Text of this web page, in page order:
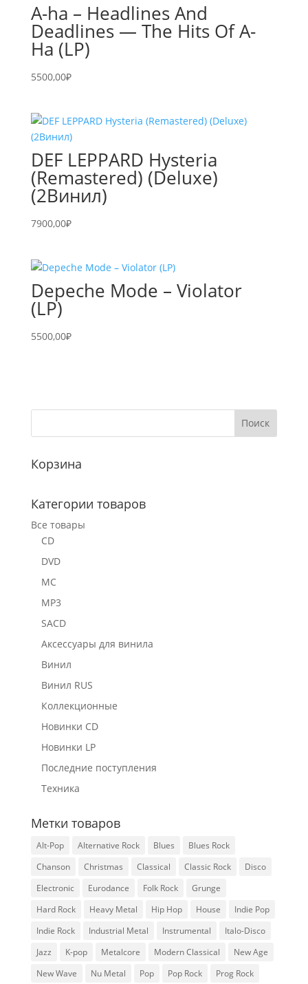
A-ha – Headlines And
Deadlines — The Hits Of A-
Ha (LP)
5500,00₽
DEF LEPPARD Hysteria
(Remastered) (Deluxe)
(2Винил)
7900,00₽
Depeche Mode – Violator
(LP)
5500,00₽
Корзина
Категории товаров
Все товары
CD
DVD
MC
MP3
SACD
Аксессуары для винила
Винил
Винил RUS
Коллекционные
Новинки CD
Новинки LP
Последние поступления
Техника
Метки товаров
Alt-Pop Alternative Rock Blues
Blues Rock
Chanson
Christmas Classical Classic Rock
Disco
Electronic
Eurodance Folk Rock
Grunge
Hard Rock
Heavy Metal Hip Hop House
Indie Pop
Indie Rock
Industrial Metal Instrumental
Italo-Disco
Jazz
K-pop Metalcore Modern Classical
New Age
New Wave
Nu Metal Pop Pop Rock Prog Rock